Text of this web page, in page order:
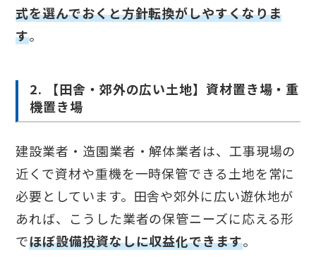
式を選んでおくと方針転換がしやすくなりま
す。
2. 【田舎・郊外の広い土地】資材置き場・重
機置き場
建設業者・造園業者・解体業者は、工事現場の
近くで資材や重機を一時保管できる土地を常に
必要としています。田舎や郊外に広い遊休地が
あれば、こうした業者の保管ニーズに応える形
でほぼ設備投資なしに収益化できます。